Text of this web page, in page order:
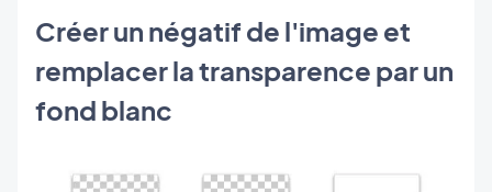
Créer un négatif de l'image et
remplacer la transparence par un
fond blanc